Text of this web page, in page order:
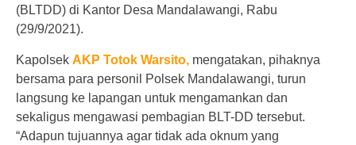
(BLTDD) di Kantor Desa Mandalawangi, Rabu
(29/9/2021).
Kapolsek AKP Totok Warsito, mengatakan, pihaknya
bersama para personil Polsek Mandalawangi, turun
langsung ke lapangan untuk mengamankan dan
sekaligus mengawasi pembagian BLT-DD tersebut.
“Adapun tujuannya agar tidak ada oknum yang